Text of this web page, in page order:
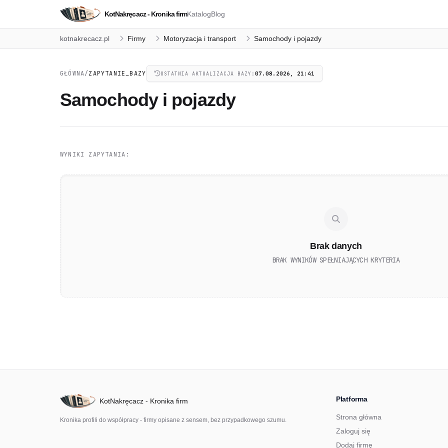
KotNakręcacz - Kronika firmKatalogBlog
kotnakrecacz.pl Firmy Motoryzacja i transport Samochody i pojazdy
GŁÓWNA/ZAPYTANIE_BAZY OSTATNIA AKTUALIZACJA BAZY:07.08.2026, 21:41
Samochody i pojazdy
WYNIKI ZAPYTANIA:
Brak danych
BRAK WYNIKÓW SPEŁNIAJĄCYCH KRYTERIA
KotNakręcacz - Kronika firm
Kronika profili do współpracy - firmy opisane z sensem, bez przypadkowego szumu.
Platforma
Strona główna
Zaloguj się
Dodaj firmę